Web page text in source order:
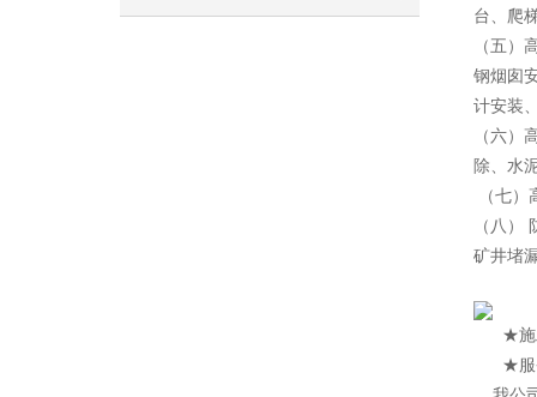
台、爬
（五）
钢烟囱
计安装
（六）
除、水
（七）
（八）
矿井堵
★施工
★服务